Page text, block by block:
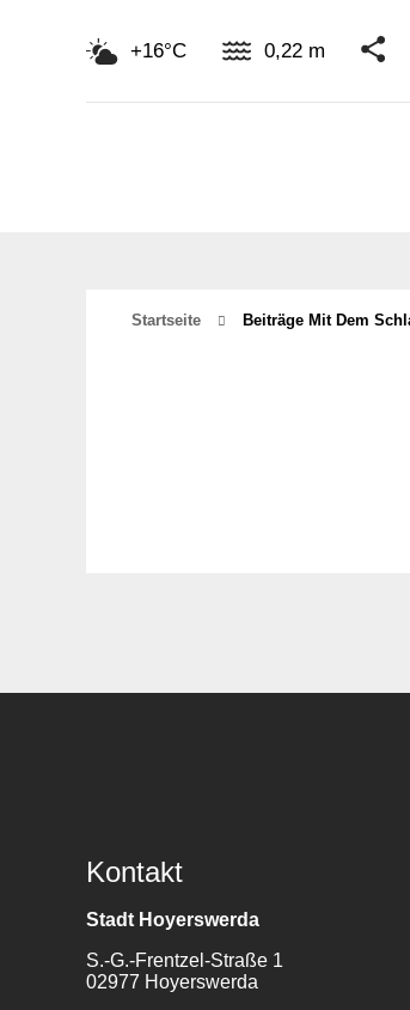
+16°C 0,22 m
Startseite Beiträge Mit Dem
Kontakt
Stadt Hoyerswerda
S.-G.-Frentzel-Straße 1
02977 Hoyerswerda